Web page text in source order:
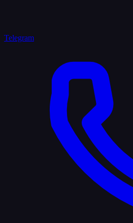
Telegram